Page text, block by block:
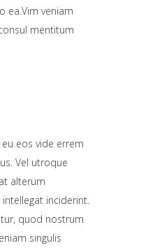
ea.Vim veniam
mentitum
eos vide errem
Vel utroque
alterum
inciderint.
quod nostrum
singulis